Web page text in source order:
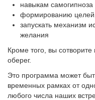
навыкам самогипноза
формированию
запускать механизм
желания
Кроме того, вы
оберег.
Это программа может
временных рамках от
любого числа наших